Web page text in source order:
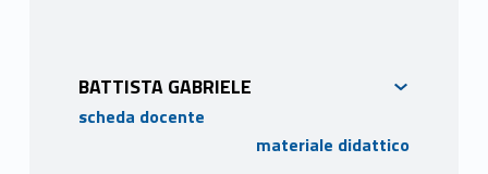
BATTISTA GABRIELE
scheda docente
materiale didattico